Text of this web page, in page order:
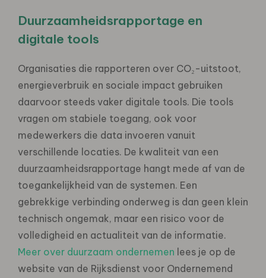
Duurzaamheidsrapportage en
digitale tools
Organisaties die rapporteren over CO₂-uitstoot,
energieverbruik en sociale impact gebruiken
daarvoor steeds vaker digitale tools. Die tools
vragen om stabiele toegang, ook voor
medewerkers die data invoeren vanuit
verschillende locaties. De kwaliteit van een
duurzaamheidsrapportage hangt mede af van de
toegankelijkheid van de systemen. Een
gebrekkige verbinding onderweg is dan geen klein
technisch ongemak, maar een risico voor de
volledigheid en actualiteit van de informatie.
Meer over duurzaam ondernemen lees je op de
website van de Rijksdienst voor Ondernemend